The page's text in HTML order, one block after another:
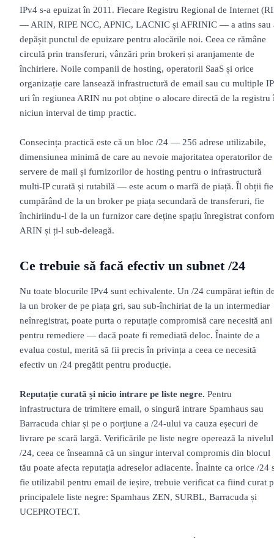
IPv4 s-a epuizat în 2011. Fiecare Registru Regional de Internet
— ARIN, RIPE NCC, APNIC, LACNIC și AFRINIC — a atins sau
depășit punctul de epuizare pentru alocările noi. Ceea ce rămâne
circulă prin transferuri, vânzări prin brokeri și aranjamente de
închiriere. Noile companii de hosting, operatorii SaaS și orice
organizație care lansează infrastructură de email sau cu multiple
uri în regiunea ARIN nu pot obține o alocare directă de la registru
niciun interval de timp practic.
Consecința practică este că un bloc /24 — 256 adrese utilizabile,
dimensiunea minimă de care au nevoie majoritatea operatorilor de
servere de mail și furnizorilor de hosting pentru o infrastructură
multi-IP curată și rutabilă — este acum o marfă de piață. Îl obții fie
cumpărând de la un broker pe piața secundară de transferuri, fie
închiriindu-l de la un furnizor care deține spațiu înregistrat
ARIN și ți-l sub-deleagă.
Ce trebuie să facă efectiv un subnet /24
Nu toate blocurile IPv4 sunt echivalente. Un /24 cumpărat ieftin
la un broker de pe piața gri, sau sub-închiriat de la un intermediar
neînregistrat, poate purta o reputație compromisă care necesită ani
pentru remediere — dacă poate fi remediată deloc. Înainte de a
evalua costul, merită să fii precis în privința a ceea ce necesită
efectiv un /24 pregătit pentru producție.
Reputație curată și nicio intrare pe liste negre. Pentru
infrastructura de trimitere email, o singură intrare Spamhaus sau
Barracuda chiar și pe o porțiune a /24-ului va cauza eșecuri de
livrare pe scară largă. Verificările pe liste negre operează la nivelul
/24, ceea ce înseamnă că un singur interval compromis din blocul
tău poate afecta reputația adreselor adiacente. Înainte ca orice /24
fie utilizabil pentru email de ieșire, trebuie verificat ca fiind curat
principalele liste negre: Spamhaus ZEN, SURBL, Barracuda și
UCEPROTECT.